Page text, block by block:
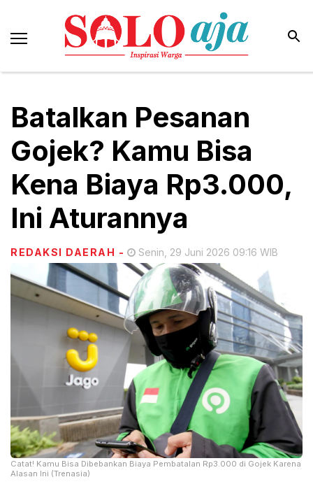
Batalkan Pesanan
Gojek? Kamu Bisa
Kena Biaya Rp3.000,
Ini Aturannya
REDAKSI DAERAH - Senin, 29 Juni 2026 09:16 WIB
Catat! Kamu Bisa Dibebankan Biaya Pembatalan Rp3.000 di Gojek Karena
Alasan Ini (Trenasia)